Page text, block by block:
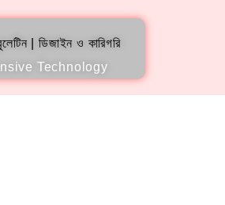
| ডিজাইন ও কারিগরি
Technology